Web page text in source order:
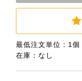
最低注文単位：1個
在庫：なし